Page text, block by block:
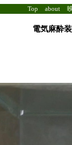
Top about
電気麻酔